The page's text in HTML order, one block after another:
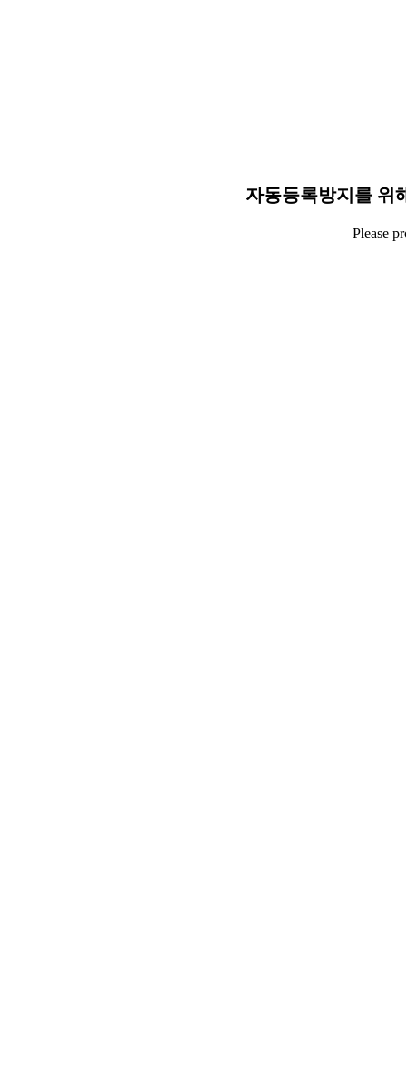
자동등록방지를 위
Please